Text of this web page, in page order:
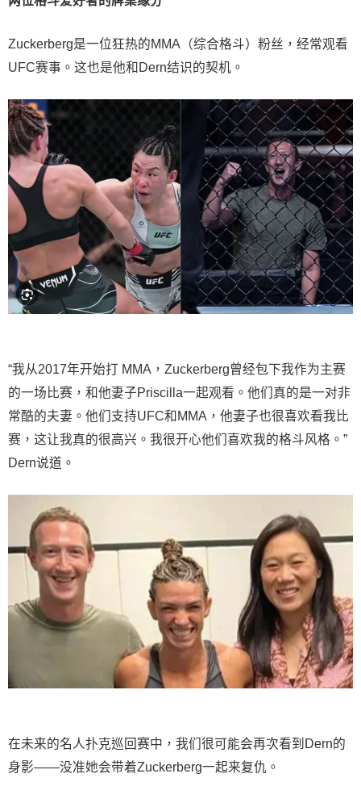
Zuckerberg是一位狂热的MMA（综合格斗）粉丝，经常观看
UFC赛事。这也是他和Dern结识的契机。
“我从2017年开始打 MMA，Zuckerberg曾经包下我作为主赛
的一场比赛，和他妻子Priscilla一起观看。他们真的是一对非
常酷的夫妻。他们支持UFC和MMA，他妻子也很喜欢看我比
赛，这让我真的很高兴。我很开心他们喜欢我的格斗风格。”
Dern说道。
在未来的名人扑克巡回赛中，我们很可能会再次看到Dern的
身影——没准她会带着Zuckerberg一起来复仇。